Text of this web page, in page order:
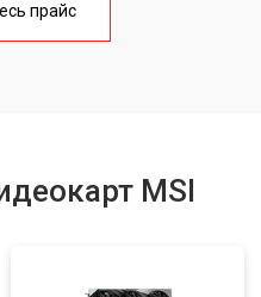
прайс
MSI